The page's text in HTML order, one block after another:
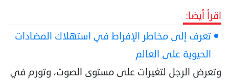
اقرأ أيضا:
تعرف إلى مخاطر الإفراط في استهلاك المضادات
الحيوية على العالم
وتعرض الرجل لتغيرات على مستوى الصوت، وتورم في